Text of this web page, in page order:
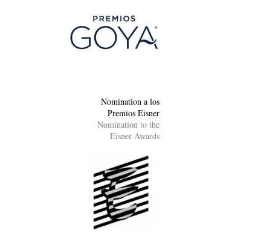
Nomination a los
Premios Eisner
Nomination to the
Eisner Awards